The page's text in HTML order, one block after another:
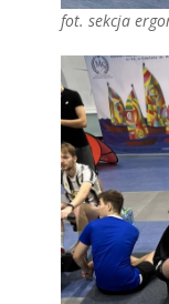
fot. sekcja